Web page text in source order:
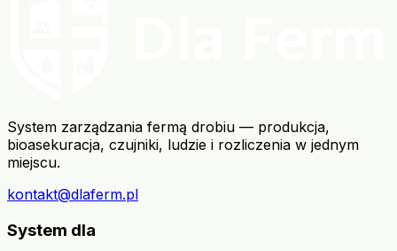
System zarządzania fermą drobiu — produkcja,
bioasekuracja, czujniki, ludzie i rozliczenia w jednym
miejscu.
kontakt@dlaferm.pl
System dla